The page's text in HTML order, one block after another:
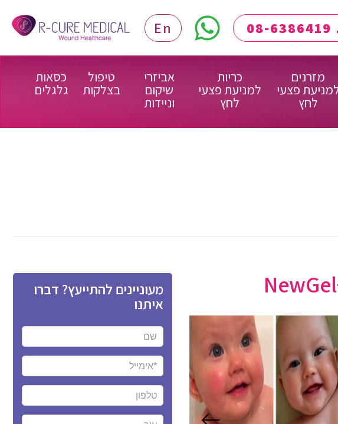
En
מזרנים
פצעי
לחץ
כריות
למניעת פצעי
לחץ
אביזרי
שיקום
וניידות
טיפול
בצלקות
כסאות
גלגלים
מעוניינים להתייעץ? דברו
איתנו